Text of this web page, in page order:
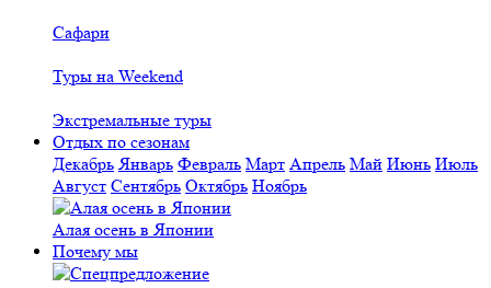
Сафари
Туры на Weekend
Экстремальные туры
Отдых по сезонам
Декабрь Январь Февраль Март Апрель Май Июнь Июль
Август Сентябрь Октябрь Ноябрь
Алая осень в Японии
Почему мы